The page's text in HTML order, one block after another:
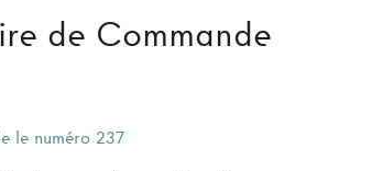
de Commande
le numéro 237